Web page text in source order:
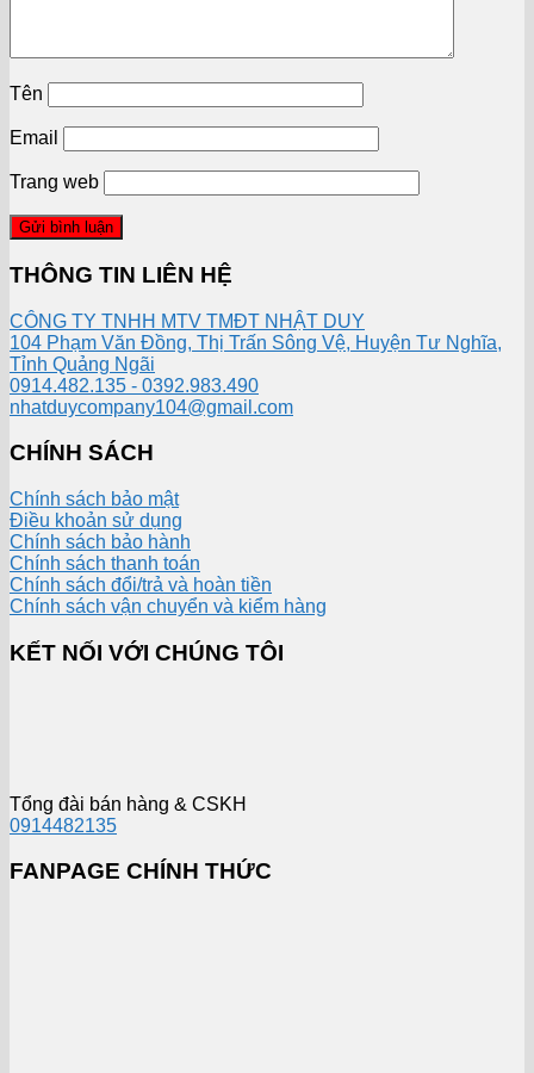
Tên
Email
Trang web
THÔNG TIN LIÊN HỆ
CÔNG TY TNHH MTV TMĐT NHẬT DUY
104 Phạm Văn Đồng, Thị Trấn Sông Vệ, Huyện Tư Nghĩa,
Tỉnh Quảng Ngãi
0914.482.135 - 0392.983.490
nhatduycompany104@gmail.com
CHÍNH SÁCH
Chính sách bảo mật
Điều khoản sử dụng
Chính sách bảo hành
Chính sách thanh toán
Chính sách đổi/trả và hoàn tiền
Chính sách vận chuyển và kiểm hàng
KẾT NỐI VỚI CHÚNG TÔI
Tổng đài bán hàng & CSKH
0914482135
FANPAGE CHÍNH THỨC